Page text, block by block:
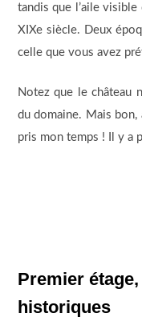
tandis que l’aile
XIXe siècle. Deux
celle que vous avez
Notez que le château
du domaine. Mais bon,
pris mon temps ! Il y a
Premier
historiques